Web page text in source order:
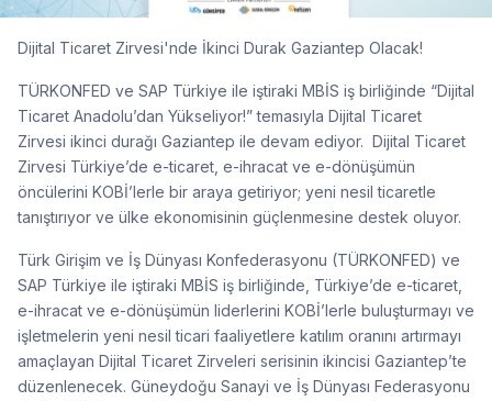
Dijital Ticaret Zirvesi'nde İkinci Durak Gaziantep Olacak!
TÜRKONFED ve SAP Türkiye ile iştiraki MBİS iş birliğinde “Dijital
Ticaret Anadolu’dan Yükseliyor!” temasıyla Dijital Ticaret
Zirvesi ikinci durağı Gaziantep ile devam ediyor. Dijital Ticaret
Zirvesi Türkiye’de e-ticaret, e-ihracat ve e-dönüşümün
öncülerini KOBİ’lerle bir araya getiriyor; yeni nesil ticaretle
tanıştırıyor ve ülke ekonomisinin güçlenmesine destek oluyor.
Türk Girişim ve İş Dünyası Konfederasyonu (TÜRKONFED) ve
SAP Türkiye ile iştiraki MBİS iş birliğinde, Türkiye’de e-ticaret,
e-ihracat ve e-dönüşümün liderlerini KOBİ’lerle buluşturmayı ve
işletmelerin yeni nesil ticari faaliyetlere katılım oranını artırmayı
amaçlayan Dijital Ticaret Zirveleri serisinin ikincisi Gaziantep’te
düzenlenecek. Güneydoğu Sanayi ve İş Dünyası Federasyonu